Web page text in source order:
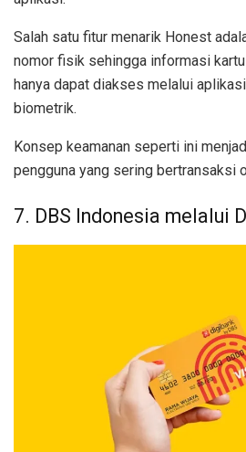
Salah satu fitur menarik Honest
nomor fisik sehingga informasi
hanya dapat diakses melalui
biometrik.
Konsep keamanan seperti ini
pengguna yang sering bertransaksi
7. DBS Indonesia melalui